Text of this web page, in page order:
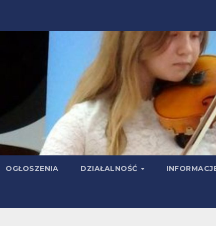
OGŁOSZENIA DZIAŁALNOŚĆ